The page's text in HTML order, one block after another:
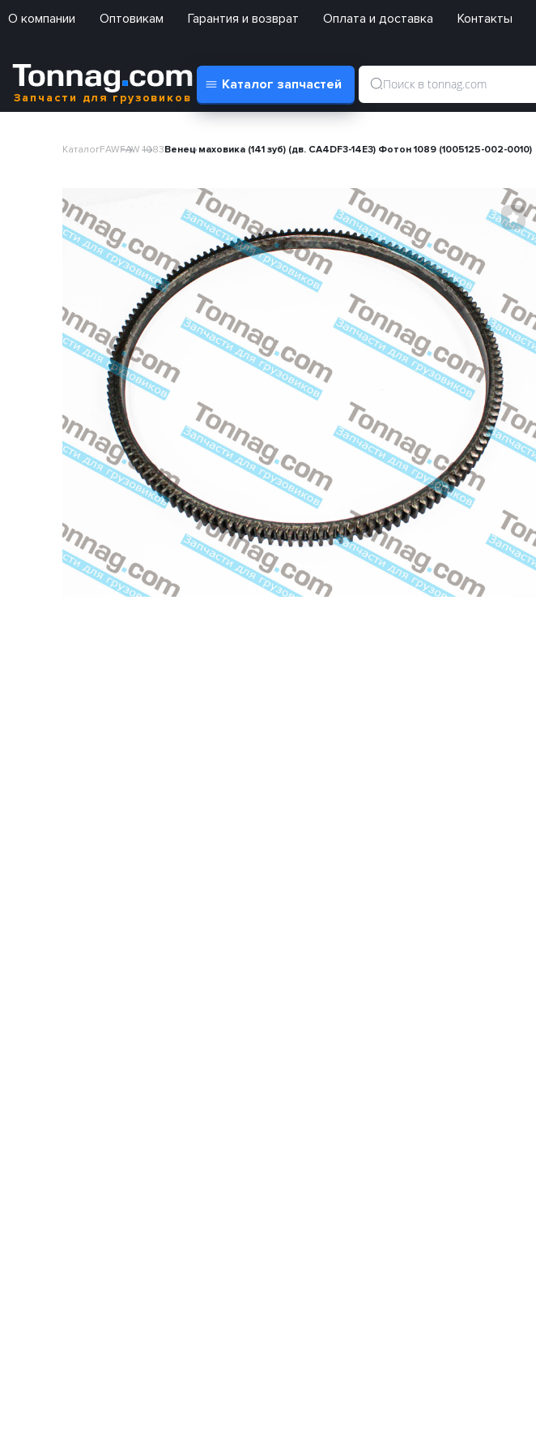
О компании Оптовикам Гарантия и возврат Оплата и доставка Контакты
Запчасти для грузовиков
Каталог запчастей
КаталогFAWFAW 1083Венец маховика (141 зуб) (дв. CA4DF3-14E3) Фотон 1089 (1005125-002-0010)